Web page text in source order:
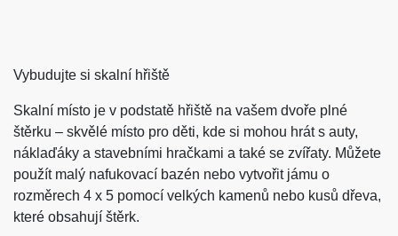
Vybudujte si skalní hřiště
Skalní místo je v podstatě hřiště na vašem dvoře plné
štěrku – skvělé místo pro děti, kde si mohou hrát s auty,
náklaďáky a stavebními hračkami a také se zvířaty. Můžete
použít malý nafukovací bazén nebo vytvořit jámu o
rozměrech 4 x 5 pomocí velkých kamenů nebo kusů dřeva,
které obsahují štěrk.